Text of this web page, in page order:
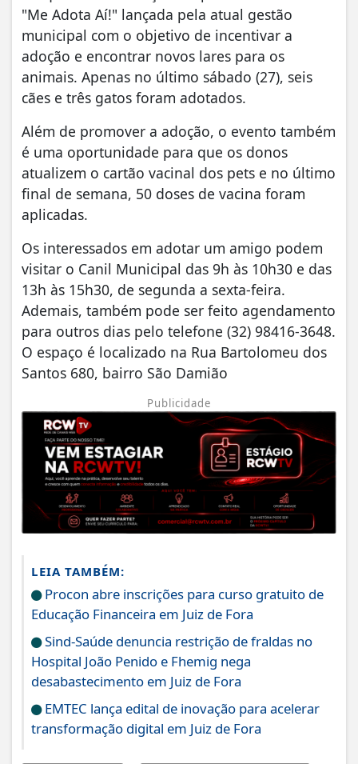
"Me Adota Aí!" lançada pela atual gestão
municipal com o objetivo de incentivar a
adoção e encontrar novos lares para os
animais. Apenas no último sábado (27), seis
cães e três gatos foram adotados.
Além de promover a adoção, o evento também
é uma oportunidade para que os donos
atualizem o cartão vacinal dos pets e no último
final de semana, 50 doses de vacina foram
aplicadas.
Os interessados em adotar um amigo podem
visitar o Canil Municipal das 9h às 10h30 e das
13h às 15h30, de segunda a sexta-feira.
Ademais, também pode ser feito agendamento
para outros dias pelo telefone (32) 98416-3648.
O espaço é localizado na Rua Bartolomeu dos
Santos 680, bairro São Damião
Publicidade
LEIA TAMBÉM:
Procon abre inscrições para curso gratuito de
Educação Financeira em Juiz de Fora
Sind-Saúde denuncia restrição de fraldas no
Hospital João Penido e Fhemig nega
desabastecimento em Juiz de Fora
EMTEC lança edital de inovação para acelerar
transformação digital em Juiz de Fora